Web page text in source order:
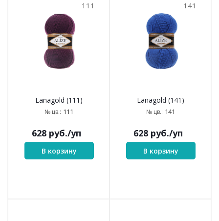
111
Lanagold (111)
№ цв.: 111
628 руб./уп
В корзину
141
Lanagold (141)
№ цв.: 141
628 руб./уп
В корзину